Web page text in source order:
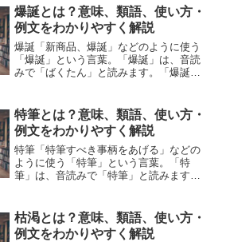
意味や使い方や類語について、小説など
の用例を紹介しながら、わか...
爆誕とは？意味、類語、使い方・
例文をわかりやすく解説
爆誕「新商品、爆誕」などのように使う
「爆誕」という言葉。「爆誕」は、音読
みで「ばくたん」と読みます。「爆誕」
方や類語について、小説などの用例を紹
介しながら、わかりやすく解...
特筆とは？意味、類語、使い方・
例文をわかりやすく解説
特筆「特筆すべき事柄をあげる」などの
ように使う「特筆」という言葉。「特
筆」は、音読みで「特筆」と読みます。
や使い方や類語について、小説などの用
例を紹介して、わかりやすく...
枯渇とは？意味、類語、使い方・
例文をわかりやすく解説